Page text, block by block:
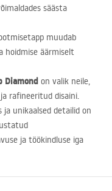
säästa
muudab
hoidmise äärmiselt
Diamond on valik neile,
rafineeritud disaini.
unikaalsed detailid on
ja töökindluse iga